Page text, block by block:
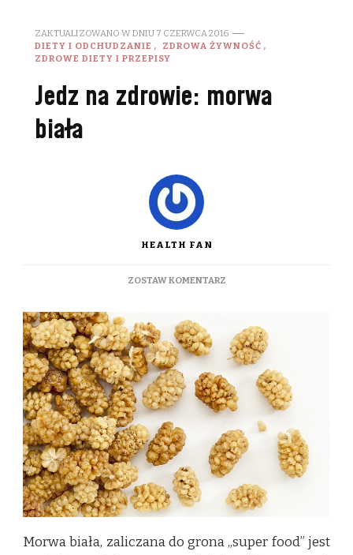
ZAKTUALIZOWANO W DNIU 7 CZERWCA 2016
DIETY I ODCHUDZANIE
ZDROWA ŻYWNOŚĆ
ZDROWE DIETY I PRZEPISY
Jedz na zdrowie: morwa
biała
HEALTH FAN
ZOSTAW KOMENTARZDO
ZDROWIE:
MORWA
BIAŁA
Morwa biała, zaliczana do grona „super food” jest